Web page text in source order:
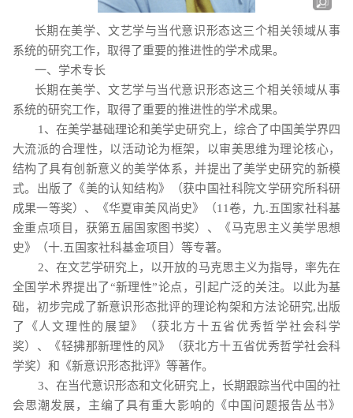
长期在美学、文艺学与当代意识形态这三个相关领域从事
系统的研究工作，取得了重要的推进性的学术成果。
一、学术专长
长期在美学、文艺学与当代意识形态这三个相关领域从事
系统的研究工作，取得了重要的推进性的学术成果。
1、在美学基础理论和美学史研究上，综合了中国美学界四
大流派的合理性，以活动论为框架，以审美思维为理论核心，
结构了具有创新意义的美学体系，并提出了美学史研究的新模
式。出版了《美的认知结构》（获中国社科院文学研究所科研
成果一等奖）、《华夏审美风尚史》（11卷，九.五国家社科基
金重点项目，获第五届国家图书奖）、《马克思主义美学思想
史》（十.五国家社科基金项目）等专著。
2、在文艺学研究上，以开放的马克思主义为指导，率先在
全国学术界提出了“新理性”论点，引起广泛的关注。以此为基
础，初步完成了新意识形态批评的理论构架和方法论研究,出版
了《人文理性的展望》（获北方十五省优秀哲学社会科学
奖）、《轻拂那新理性的风》（获北方十五省优秀哲学社会科
学奖）和《新意识形态批评》等著作。
3、在当代意识形态和文化研究上，长期跟踪当代中国的社
会思潮发展，主编了具有重大影响的《中国问题报告丛书》